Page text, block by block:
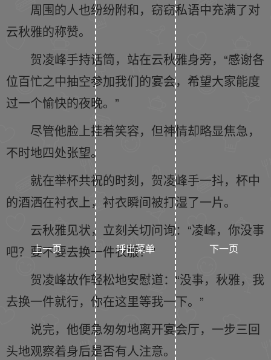
周围的人也纷纷附和，窃窃私语中充满了对
云秋雅的称赞。
贺凌峰手持话筒，站在云秋雅身旁，“感谢各
位百忙之中抽空参加我们的宴会，希望大家能度
过一个愉快的夜晚。”
尽管他脸上挂着笑容，但神情却略显焦急，
不时地四处张望。
就在举杯共祝的时刻，贺凌峰手一抖，杯中
的酒洒在衬衣上，衬衣瞬间被打湿了一片。
云秋雅见状，立刻关切问询：“凌峰，你没事
吧？要不要去换一件衣服？”
贺凌峰故作轻松地安慰道：“没事，秋雅，我
去换一件就行，你在这里等我一下。”
说完，他便急匆匆地离开宴会厅，一步三回
头地观察着身后是否有人注意。
上一页 下一页
呼出菜单